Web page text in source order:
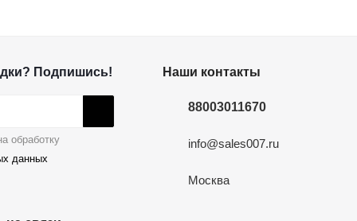
Подпишись!
обработку
данных
Наши контакты
88003011670
info@sales007.ru
Москва